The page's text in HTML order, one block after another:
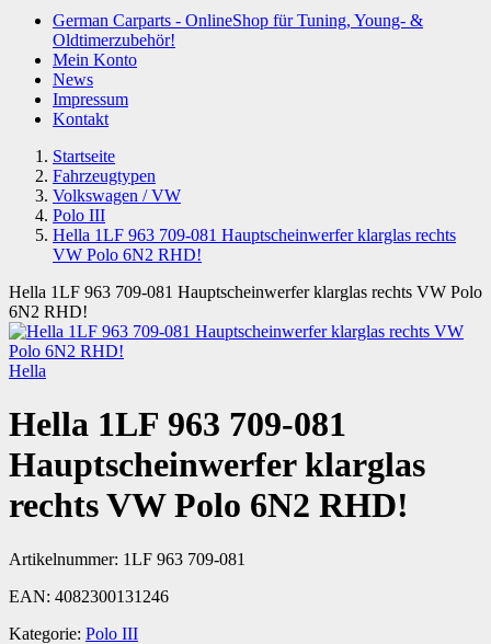
German Carparts - OnlineShop für Tuning, Young- &
Oldtimerzubehör!
Mein Konto
News
Impressum
Kontakt
Startseite
Fahrzeugtypen
Volkswagen / VW
Polo III
Hella 1LF 963 709-081 Hauptscheinwerfer klarglas rechts
VW Polo 6N2 RHD!
Hella 1LF 963 709-081 Hauptscheinwerfer klarglas rechts VW Polo
6N2 RHD!
Hella
Hella 1LF 963 709-081
Hauptscheinwerfer klarglas
rechts VW Polo 6N2 RHD!
Artikelnummer: 1LF 963 709-081
EAN: 4082300131246
Kategorie: Polo III